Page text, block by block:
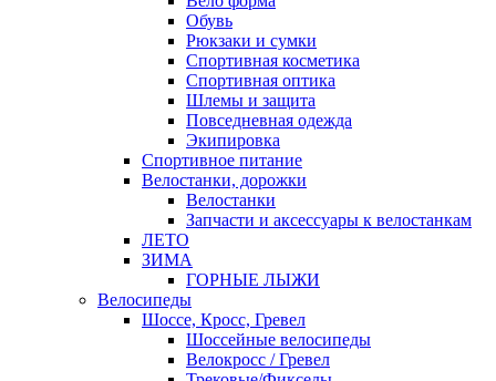
Обувь
Рюкзаки и сумки
Спортивная косметика
Спортивная оптика
Шлемы и защита
Повседневная одежда
Экипировка
Спортивное питание
Велостанки, дорожки
Велостанки
Запчасти и аксессуары к велостанкам
ЛЕТО
ЗИМА
ГОРНЫЕ ЛЫЖИ
Велосипеды
Шоссе, Кросс, Гревел
Шоссейные велосипеды
Велокросс / Гревел